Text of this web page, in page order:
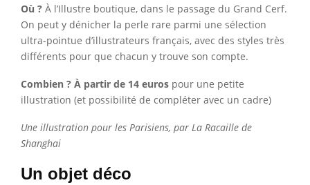
Où ? À l’Illustre boutique, dans le passage du Grand Cerf.
On peut y dénicher la perle rare parmi une sélection
ultra-pointue d’illustrateurs français, avec des styles très
différents pour que chacun y trouve son compte.
Combien ? À partir de 14 euros pour une petite
illustration (et possibilité de compléter avec un cadre)
Une illustration pour les Parisiens, par La Racaille de
Shanghai
Un objet déco